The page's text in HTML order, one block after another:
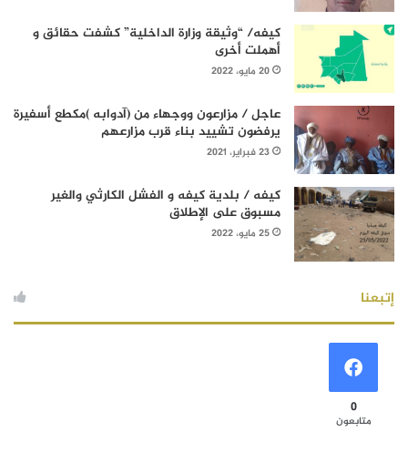
كيفه/ “وثيقة وزارة الداخلية” كشفت حقائق و
أهملت أخرى
20 مايو، 2022
عاجل / مزارعون ووجهاء من (آدوابه )مكطع أسفيرة
يرفضون تشييد بناء قرب مزارعهم
23 فبراير، 2021
كيفه / بلدية كيفه و الفشل الكارثي والغير
مسبوق على الإطلاق
25 مايو، 2022
إتبعنا
0
متابعون